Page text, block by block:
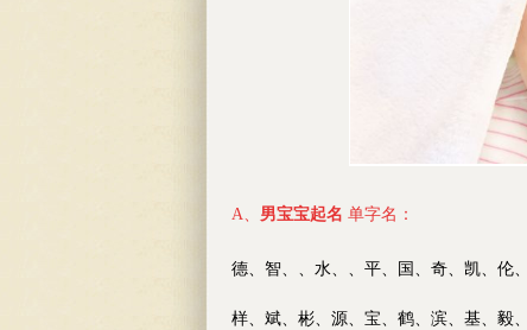
A、 男宝宝起名 单字名：
德、智、、水、、平、国、奇、凯、伦
样、斌、彬、源、宝、鹤、滨、基、毅、